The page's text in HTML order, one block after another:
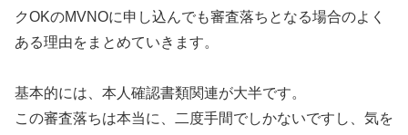
クOKのMVNOに申し込んでも審査落ちとなる場合のよく
ある理由をまとめていきます。
基本的には、本人確認書類関連が大半です。
この審査落ちは本当に、二度手間でしかないですし、気を